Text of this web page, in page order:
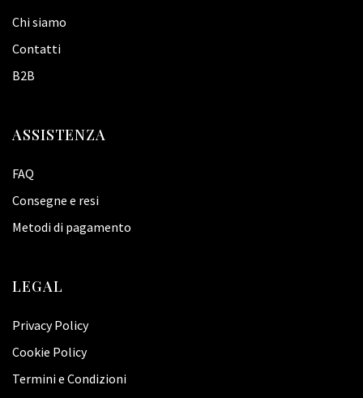
Chi siamo
Contatti
B2B
ASSISTENZA
FAQ
Consegne e resi
Metodi di pagamento
LEGAL
Privacy Policy
Cookie Policy
Termini e Condizioni